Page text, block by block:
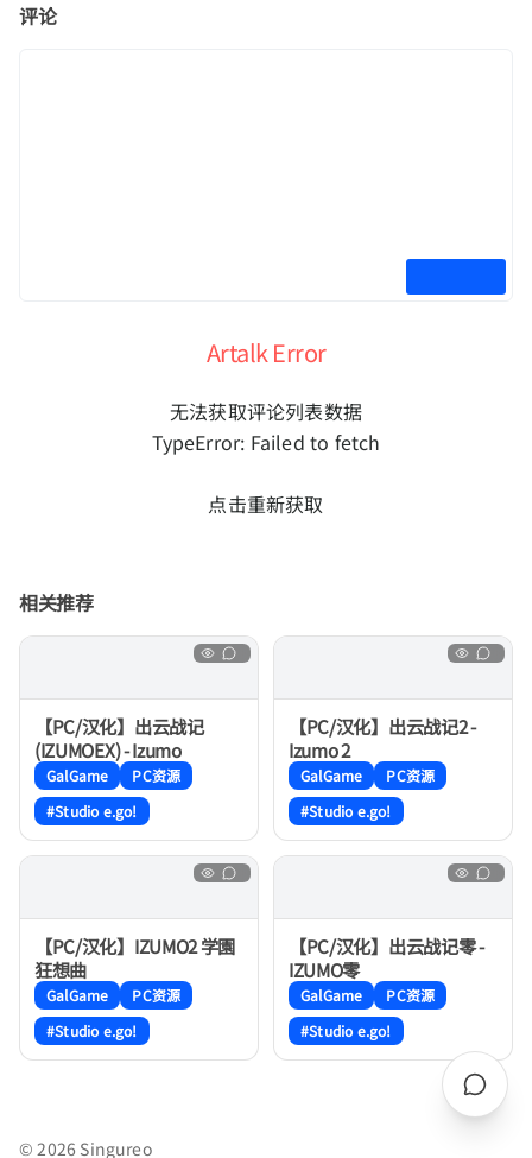
评论
Artalk Error
无法获取评论列表数据
TypeError: Failed to fetch
点击重新获取
相关推荐
【PC/汉化】出云战记
(IZUMOEX) - Izumo
GalGame
PC资源
#Studio e.go!
【PC/汉化】出云战记2 -
Izumo 2
GalGame
PC资源
#Studio e.go!
【PC/汉化】IZUMO2 学園
狂想曲
GalGame
PC资源
#Studio e.go!
【PC/汉化】出云战记零 -
IZUMO零
GalGame
PC资源
#Studio e.go!
© 2026 Singureo